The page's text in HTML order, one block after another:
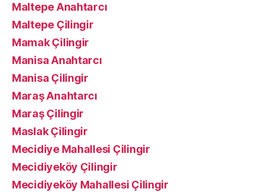
Maltepe Anahtarcı
Maltepe Çilingir
Mamak Çilingir
Manisa Anahtarcı
Manisa Çilingir
Maraş Anahtarcı
Maraş Çilingir
Maslak Çilingir
Mecidiye Mahallesi Çilingir
Mecidiyeköy Çilingir
Mecidiyeköy Mahallesi Çilingir